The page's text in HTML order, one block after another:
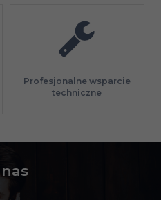
Profesjonalne wsparcie
techniczne